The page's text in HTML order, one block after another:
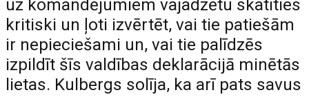
uz komandējumiem vajadzētu skatīties
kritiski un ļoti izvērtēt, vai tie patiešām
ir nepieciešami un, vai tie palīdzēs
izpildīt šīs valdības deklarācijā minētās
lietas. Kulbergs solīja, ka arī pats savus